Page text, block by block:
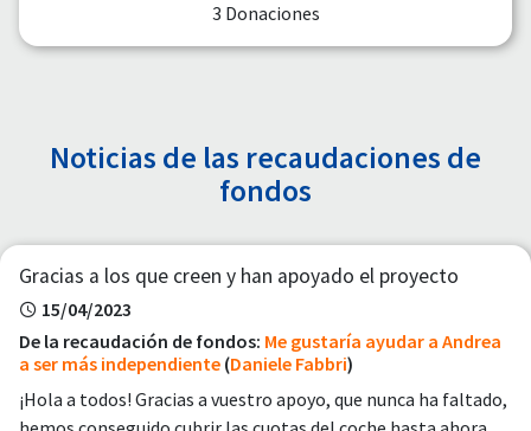
3 Donaciones
Noticias de las recaudaciones de
fondos
Gracias a los que creen y han apoyado el proyecto
15/04/2023
De la recaudación de fondos: Me gustaría ayudar a Andrea
a ser más independiente (Daniele Fabbri)
¡Hola a todos! Gracias a vuestro apoyo, que nunca ha faltado,